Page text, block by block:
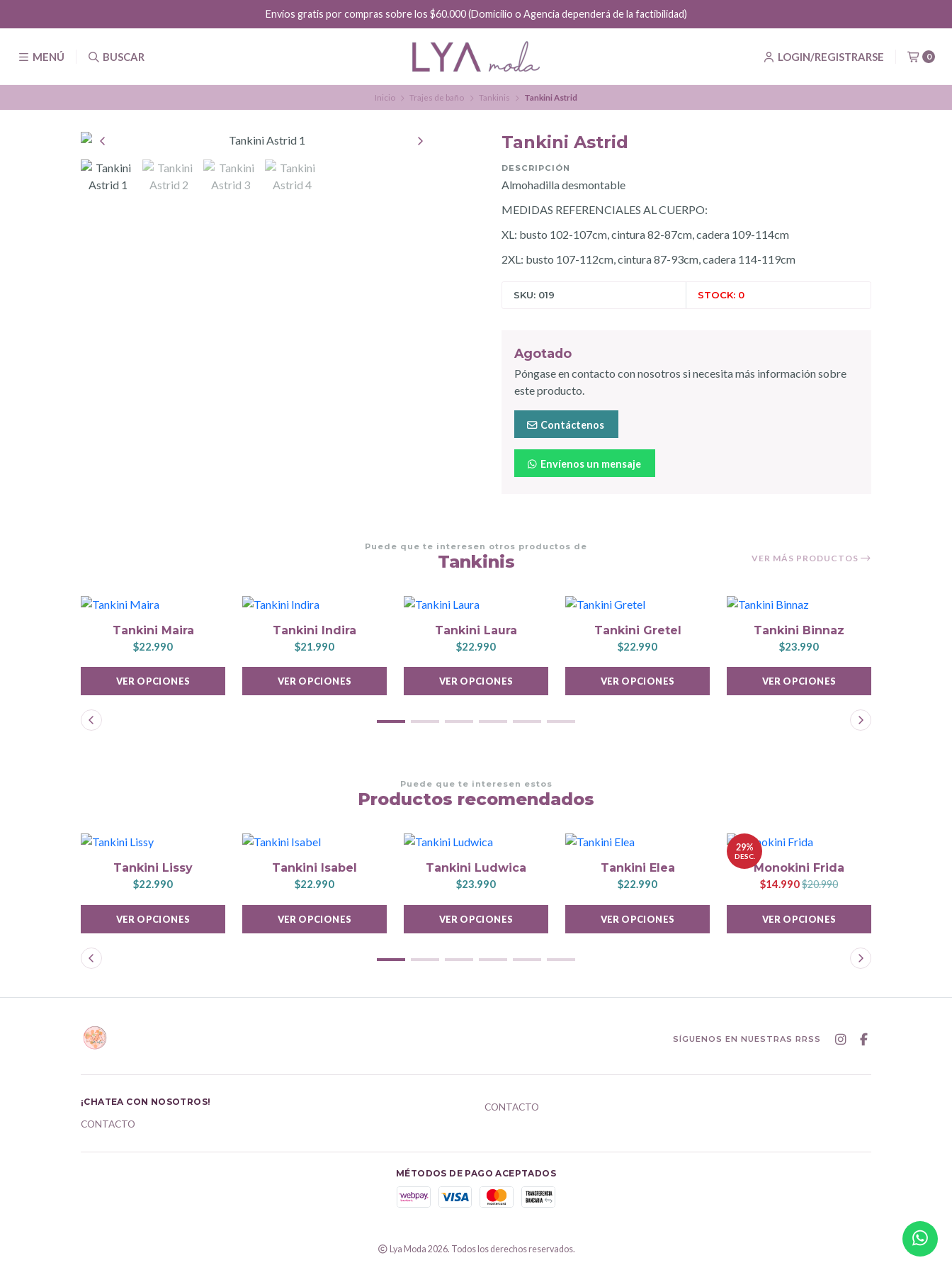
MENÚ BUSCAR LOGIN/REGISTRARSE 0
Envíos gratis por compras sobre los $60.000 (Domicilio o Agencia dependerá de la factibilidad)
Inicio Trajes de baño Tankinis Tankini Astrid
Tankini Astrid
DESCRIPCIÓN
Almohadilla desmontable
MEDIDAS REFERENCIALES AL CUERPO:
XL: busto 102-107cm, cintura 82-87cm, cadera 109-114cm
2XL: busto 107-112cm, cintura 87-93cm, cadera 114-119cm
SKU: 019 STOCK: 0
Agotado
Póngase en contacto con nosotros si necesita más información sobre
este producto.
Contáctenos
Envíenos un mensaje
Puede que te interesen otros productos de
Tankinis VER MÁS PRODUCTOS
Tankini Maira
$22.990
VER OPCIONES
Tankini Indira
$21.990
VER OPCIONES
Tankini Laura
$22.990
VER OPCIONES
Tankini Gretel
$22.990
VER OPCIONES
Tankini Binnaz
$23.990
VER OPCIONES
Puede que te interesen estos
Productos recomendados
Tankini Lissy
$22.990
VER OPCIONES
Tankini Isabel
$22.990
VER OPCIONES
Tankini Ludwica
$23.990
VER OPCIONES
Tankini Elea
$22.990
VER OPCIONES
29%
DESC.
Monokini Frida
$14.990$20.990
VER OPCIONES
SÍGUENOS EN NUESTRAS RRSS
¡CHATEA CON NOSOTROS!
CONTACTO
CONTACTO
MÉTODOS DE PAGO ACEPTADOS
Lya Moda 2026. Todos los derechos reservados.